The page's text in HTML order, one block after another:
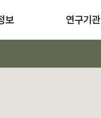
보 연구기관